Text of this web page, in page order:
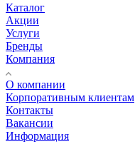
Каталог
Акции
Услуги
Бренды
Компания
О компании
Корпоративным клиентам
Контакты
Вакансии
Информация